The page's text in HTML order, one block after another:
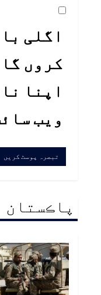
اگلی
کروں
اپنا
ویب
پاڪستان